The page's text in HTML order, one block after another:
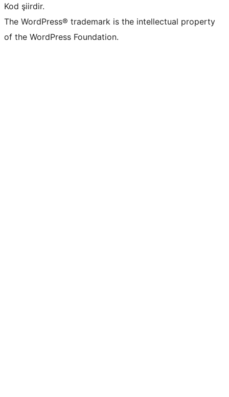
Kod şiirdir.
The WordPress® trademark is the intellectual property
of the WordPress Foundation.